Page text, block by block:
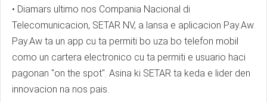
• Diamars ultimo nos Compania Nacional di
Telecomunicacion, SETAR NV, a lansa e aplicacion Pay.Aw.
Pay.Aw ta un app cu ta permiti bo uza bo telefon mobil
como un cartera electronico cu ta permiti e usuario haci
pagonan "on the spot". Asina ki SETAR ta keda e lider den
innovacion na nos pais.